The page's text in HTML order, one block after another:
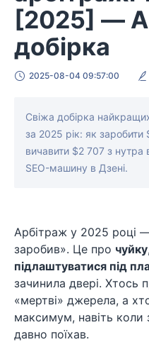
[2025] —
добірка
2025-08-04 09:57:00
Свіжа добірка
за 2025 рік: як
вичавити $2 707 з нутра
SEO-машину в Дзені.
Арбітраж у 2025 році
заробив». Це про чуйку,
підлаштуватися під
зачинила двері. Хтось
«мертві» джерела, а
максимум, навіть коли
давно поїхав.